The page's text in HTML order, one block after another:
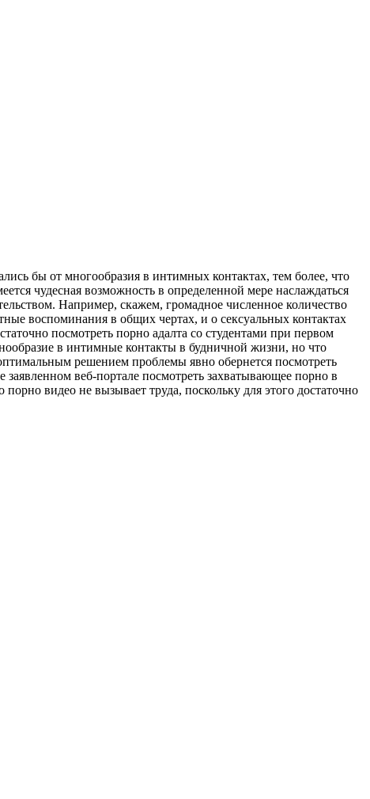
бы от многообразия в интимных контактах, тем более, что
чудесная возможность в определенной мере наслаждаться
Например, скажем, громадное численное количество
воспоминания в общих чертах, и о сексуальных контактах
посмотреть порно адалта со студентами при первом
в интимные контакты в будничной жизни, но что
решением проблемы явно обернется посмотреть
веб-портале посмотреть захватывающее порно в
видео не вызывает труда, поскольку для этого достаточно